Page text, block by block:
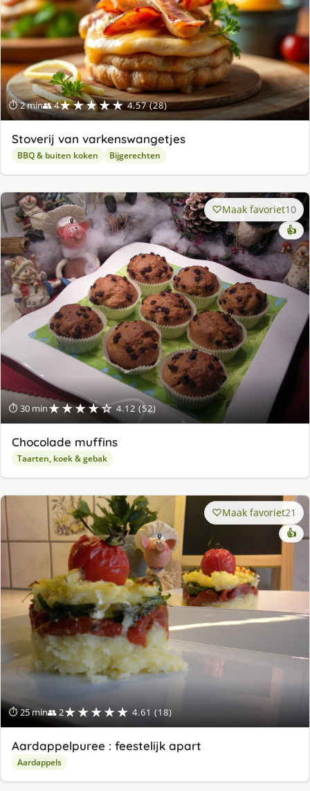
⏱ 2 min👥 4★★★★★ 4.57 (28)
Stoverij van varkenswangetjes
BBQ & buiten koken Bijgerechten
⏱ 30 min★★★★☆ 4.12 (52)
Maak favoriet10
👍
Chocolade muffins
Taarten, koek & gebak
⏱ 25 min👥 2★★★★★ 4.61 (18)
Maak favoriet21
👍
Aardappelpuree : feestelijk apart
Aardappels